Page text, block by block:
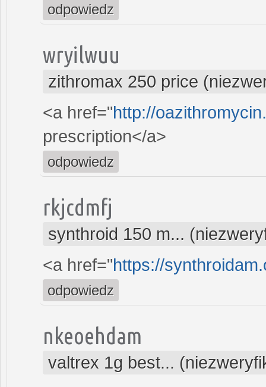
odpowiedz
wryilwuu
zithromax 250 price
<a href="http://
prescription</a>
odpowiedz
rkjcdmfj
synthroid 150 m...
<a href="https://
odpowiedz
nkeoehdam
valtrex 1g best...